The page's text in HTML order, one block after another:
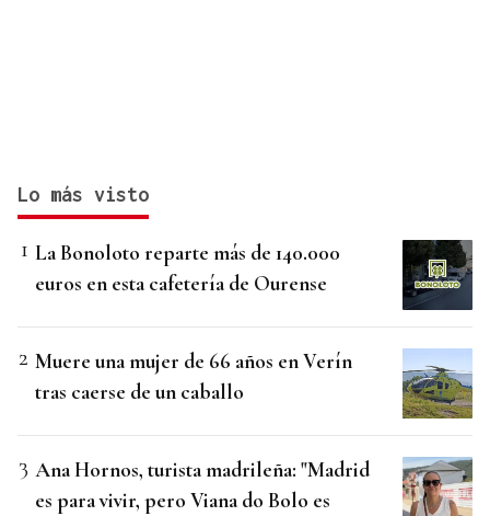
Lo más visto
La Bonoloto reparte más de 140.000
euros en esta cafetería de Ourense
Muere una mujer de 66 años en Verín
tras caerse de un caballo
Ana Hornos, turista madrileña: "Madrid
es para vivir, pero Viana do Bolo es